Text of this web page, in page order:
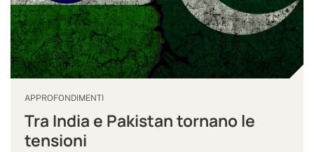
APPROFONDIMENTI
Tra India e Pakistan tornano le
tensioni